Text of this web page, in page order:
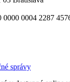
0004 2287
správy